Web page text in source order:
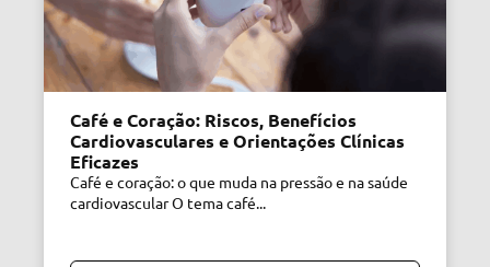
Café e Coração: Riscos, Benefícios
Cardiovasculares e Orientações Clínicas
Eficazes
Café e coração: o que muda na pressão e na saúde
cardiovascular O tema café...